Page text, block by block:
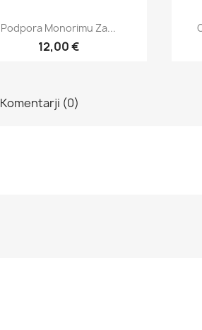
Hitri ogled
Podpora Monorimu Za...
12,00 €
Komentarji (0)